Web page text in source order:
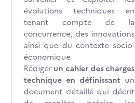
évolutions techniques en
tenant compte de la
concurrence, des innovations
ainsi que du contexte socio-
économique
Rédiger un cahier des charges
technique en définissant un
document détaillé qui décrit